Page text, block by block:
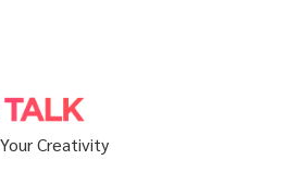
Creativity